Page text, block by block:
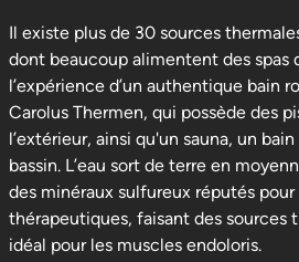
Il existe plus de 30 sources
dont beaucoup alimentent des spas
l’expérience d’un authentique bain
Carolus Thermen, qui possède des
l’extérieur, ainsi qu'un sauna, un
bassin. L’eau sort de terre en
des minéraux sulfureux réputés
thérapeutiques, faisant des sources
idéal pour les muscles endoloris.